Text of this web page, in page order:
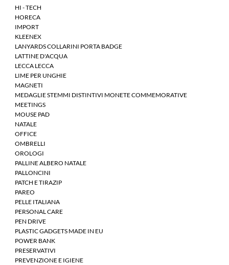
HI - TECH
HORECA
IMPORT
KLEENEX
LANYARDS COLLARINI PORTA BADGE
LATTINE D'ACQUA
LECCA LECCA
LIME PER UNGHIE
MAGNETI
MEDAGLIE STEMMI DISTINTIVI MONETE COMMEMORATIVE
MEETINGS
MOUSE PAD
NATALE
OFFICE
OMBRELLI
OROLOGI
PALLINE ALBERO NATALE
PALLONCINI
PATCH E TIRAZIP
PAREO
PELLE ITALIANA
PERSONAL CARE
PEN DRIVE
PLASTIC GADGETS MADE IN EU
POWER BANK
PRESERVATIVI
PREVENZIONE E IGIENE